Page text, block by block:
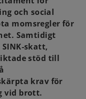
och social
momsregler för
Samtidigt
skatt,
stöd till
krav för
vid brott.